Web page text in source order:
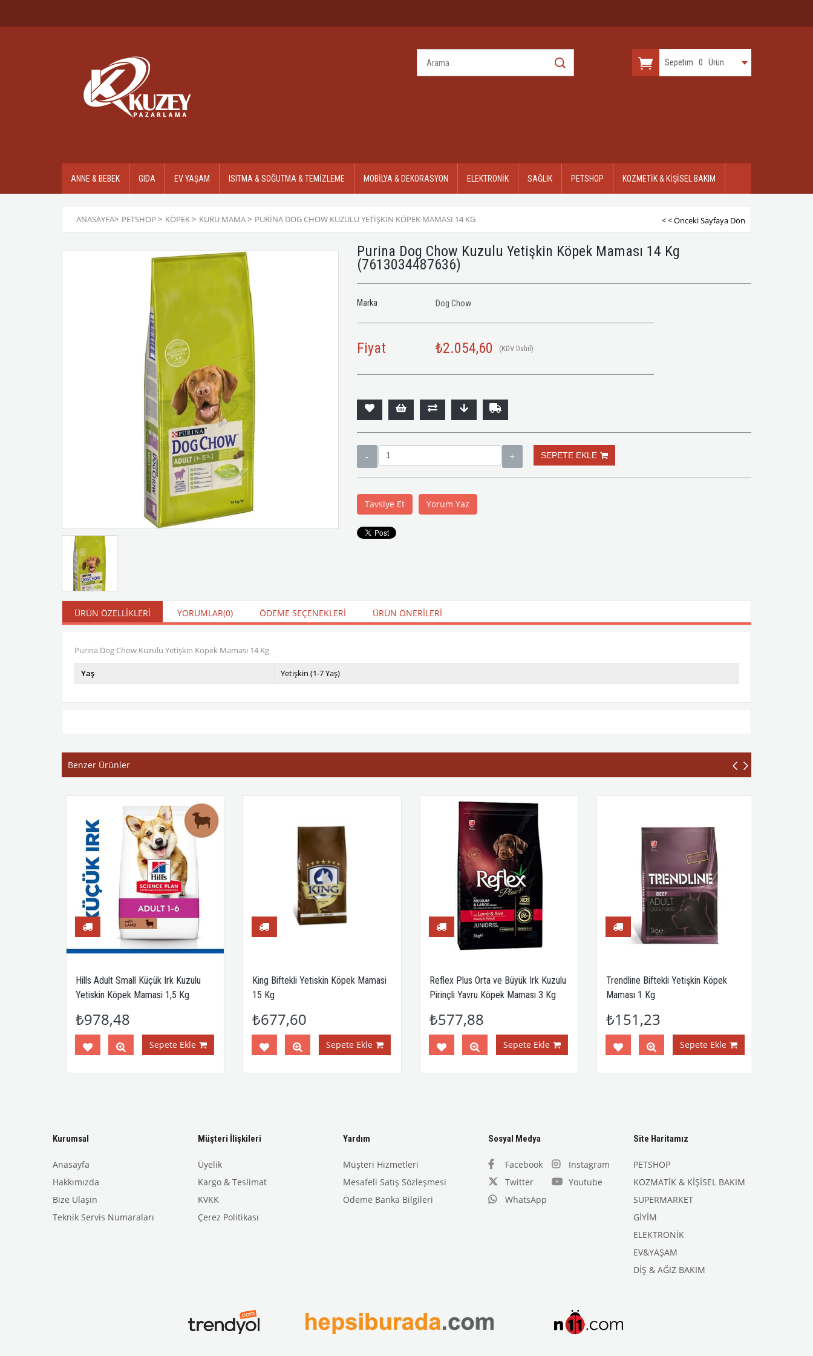
Sepetim 0 Ürün
ANNE & BEBEK GIDA EV YAŞAM ISITMA & SOĞUTMA & TEMİZLEME MOBİLYA & DEKORASYON ELEKTRONİK SAĞLIK PETSHOP KOZMETİK & KİŞİSEL BAKIM
ANASAYFA> PETSHOP > KÖPEK> KURU MAMA> PURINA DOG CHOW KUZULU YETIŞKIN KÖPEK MAMASI 14 KG < < Önceki Sayfaya Dön
Purina Dog Chow Kuzulu Yetişkin Köpek Maması 14 Kg
(7613034487636)
Marka Dog Chow
Fiyat ₺2.054,60 (KDV Dahil)
Tavsiye Et Yorum Yaz
ÜRÜN ÖZELLIKLERI YORUMLAR(0) ÖDEME SEÇENEKLERI ÜRÜN ÖNERILERI
Purina Dog Chow Kuzulu Yetişkin Köpek Maması 14 Kg
Yaş Yetişkin (1-7 Yaş)
Benzer Ürünler
Hills Adult Small Küçük Irk Kuzulu
Yetiskin Köpek Mamasi 1,5 Kg
₺978,48
Sepete Ekle
King Biftekli Yetiskin Köpek Mamasi
15 Kg
₺677,60
Sepete Ekle
Reflex Plus Orta ve Büyük Irk Kuzulu
Pirinçli Yavru Köpek Maması 3 Kg
₺577,88
Sepete Ekle
Trendline Biftekli Yetişkin Köpek
Maması 1 Kg
₺151,23
Sepete Ekle
Kurumsal
Anasayfa
Hakkımızda
Bize Ulaşın
Teknik Servis Numaraları
Müşteri İlişkileri
Üyelik
Kargo & Teslimat
KVKK
Çerez Politikası
Yardım
Müşteri Hizmetleri
Mesafeli Satış Sözleşmesi
Ödeme Banka Bilgileri
Sosyal Medya
Facebook
Instagram
Twitter
Youtube
WhatsApp
Site Haritamız
PETSHOP
KOZMATİK & KİŞİSEL BAKIM
SUPERMARKET
GİYİM
ELEKTRONİK
EV&YAŞAM
DİŞ & AĞIZ BAKIM